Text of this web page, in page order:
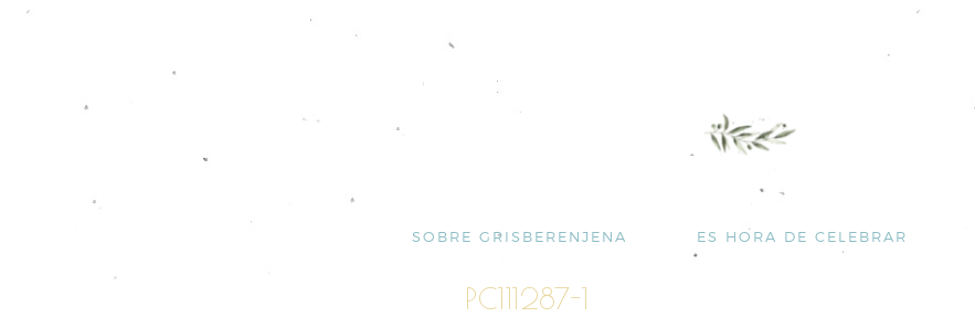
SOBRE GRISBERENJENA ES HORA DE CELEBRAR
PC111287-1